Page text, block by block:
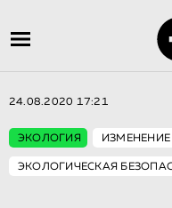
24.08.2020 17:21
ЭКОЛОГИЯ
ЭКОЛОГИЧЕСКАЯ